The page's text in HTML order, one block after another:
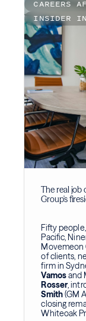
The real job
Group's
Fifty
Pacific,
Movemeon
of clients,
firm in
Vamosand
Rosser,
Smith(GM
closing
Whiteoak
CAREERS
INSIDER